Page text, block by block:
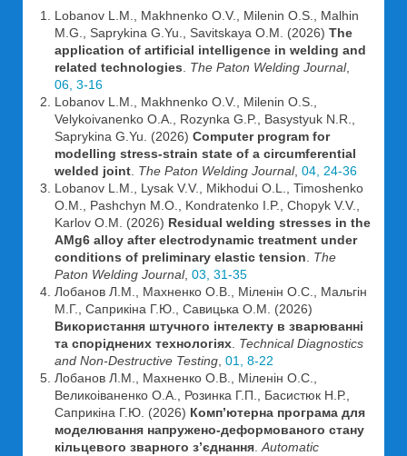
Lobanov L.M., Makhnenko O.V., Milenin O.S., Malhin
M.G., Saprykina G.Yu., Savitskaya O.M. (2026) The
application of artificial intelligence in welding and
related technologies
The Paton Welding Journal,
06, 3-16
Lobanov L.M., Makhnenko O.V., Milenin O.S.,
Velykoivanenko O.A., Rozynka G.P., Basystyuk N.R.,
Saprykina G.Yu. (2026) Computer program for
modelling stress-strain state of a circumferential
welded joint The Paton Welding Journal, 04, 24-36
Lobanov L.M., Lysak V.V., Mikhodui O.L., Timoshenko
O.M., Pashchyn M.O., Kondratenko I.P., Chopyk V.V.,
Karlov O.M. (2026) Residual welding stresses in the
AMg6 alloy after electrodynamic treatment under
conditions of preliminary elastic tension
The
Paton Welding Journal, 03, 31-35
Лобанов Л.М., Махненко О.В., Міленін О.С., Мальгін
М.Г., Саприкіна Г.Ю., Савицька О.М. (2026)
Використання штучного інтелекту в зварюванні
та споріднених технологіях Technical Diagnostics
and Non-Destructive Testing 01, 8-22
Лобанов Л.М., Махненко О.В., Міленін О.С.,
Великоіваненко О.А., Розинка Г.П., Басистюк Н.Р.,
Саприкіна Г.Ю. (2026) Комп’ютерна програма для
моделювання напружено-деформованого стану
кільцевого зварного з’єднання Automatic